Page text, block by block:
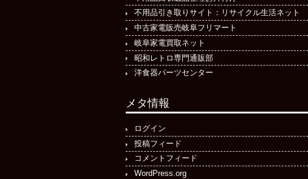
不用品引き取りサイト：リサイクル生活ネット
中古家電販売岐阜フリマート
岐阜家電買取ネット
昭和レトロ専門通販部
洋食器パーツセンター
メタ情報
ログイン
投稿フィード
コメントフィード
WordPress.org